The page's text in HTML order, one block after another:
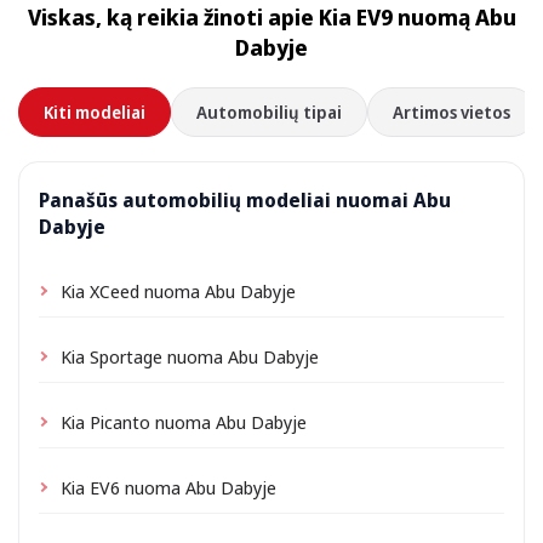
priklausomai nuo vietos gali būti taikomas nedidelis
pristatymo mokestis, visada nurodomas iš anksto.
Viskas, ką reikia žinoti apie Kia EV9 nuomą Abu
Dabyje
Kiti modeliai Automobilių tipai Artimos vietos
Panašūs automobilių modeliai nuomai Abu
Dabyje
Kia XCeed nuoma Abu Dabyje
Kia Sportage nuoma Abu Dabyje
Kia Picanto nuoma Abu Dabyje
Kia EV6 nuoma Abu Dabyje